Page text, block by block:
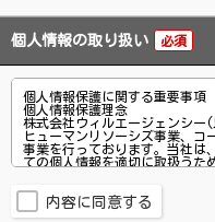
個人情報の取り扱い 必須
内容に同意する